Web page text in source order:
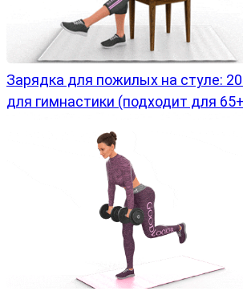
Зарядка для пожилых на стуле:
для гимнастики (подходит для